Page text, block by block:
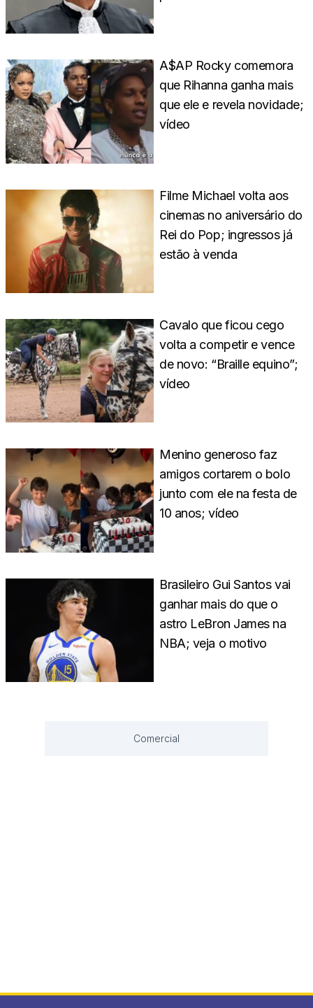
A$AP Rocky comemora
que Rihanna ganha mais
que ele e revela novidade;
vídeo
Filme Michael volta aos
cinemas no aniversário do
Rei do Pop; ingressos já
estão à venda
Cavalo que ficou cego
volta a competir e vence
de novo: “Braille equino”;
vídeo
Menino generoso faz
amigos cortarem o bolo
junto com ele na festa de
10 anos; vídeo
Brasileiro Gui Santos vai
ganhar mais do que o
astro LeBron James na
NBA; veja o motivo
Comercial